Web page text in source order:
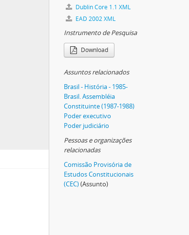
Dublin Core 1.1 XML
EAD 2002 XML
Instrumento de Pesquisa
Download
Assuntos relacionados
Brasil - História - 1985-
Brasil. Assembléia
Constituinte (1987-1988)
Poder executivo
Poder judiciário
Pessoas e organizações
relacionadas
Comissão Provisória de
Estudos Constitucionais
(CEC)(Assunto)